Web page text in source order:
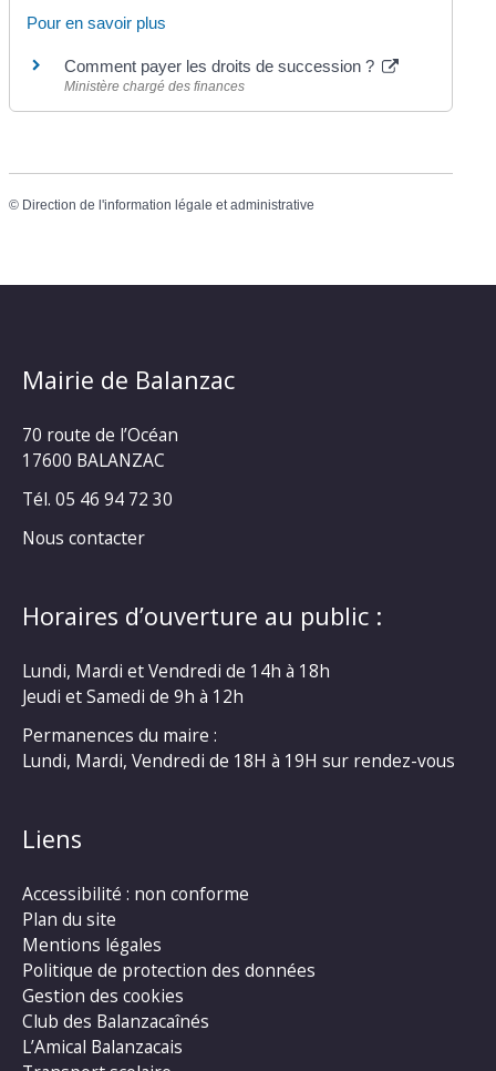
Pour en savoir plus
Comment payer les droits de succession ?
Ministère chargé des finances
© Direction de l'information légale et administrative
Mairie de Balanzac
70 route de l’Océan
17600 BALANZAC
Tél. 05 46 94 72 30
Nous contacter
Horaires d’ouverture au public :
Lundi, Mardi et Vendredi de 14h à 18h
Jeudi et Samedi de 9h à 12h
Permanences du maire :
Lundi, Mardi, Vendredi de 18H à 19H sur rendez-vous
Liens
Accessibilité : non conforme
Plan du site
Mentions légales
Politique de protection des données
Gestion des cookies
Club des Balanzacaînés
L’Amical Balanzacais